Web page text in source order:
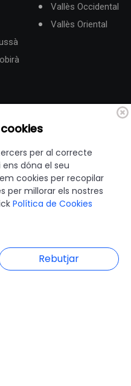
Vallès Occidental
Vallès Oriental
per al correcte
dóna el seu
cookies per recopilar
per millorar els nostres
Política de Cookies
Rebutjar